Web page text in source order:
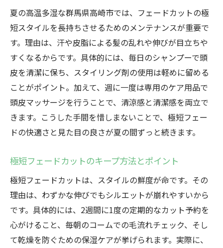
夏の高温多湿な群馬県高崎市では、フェードカットの極
短スタイルを長持ちさせるためのメンテナンスが重要で
す。理由は、汗や皮脂による髪の乱れや伸びが目立ちや
すくなるからです。具体的には、毎日のシャンプーで頭
皮を清潔に保ち、スタイリング剤の使用は軽めに留める
ことがポイント。加えて、週に一度は専用のケア用品で
頭皮マッサージを行うことで、清涼感と清潔感を両立で
きます。こうした手間を惜しまないことで、極短フェー
ドの快適さと見た目の良さが夏の間ずっと続きます。
極短フェードカットのキープ方法とポイント
極短フェードカットは、スタイルの鮮度が命です。その
理由は、わずかな伸びでもシルエットが崩れやすいから
です。具体的には、2週間に1度の定期的なカット予約を
心がけること、毎朝のコームでの毛流れチェック、そし
て乾燥を防ぐための保湿ケアが挙げられます。実際に、